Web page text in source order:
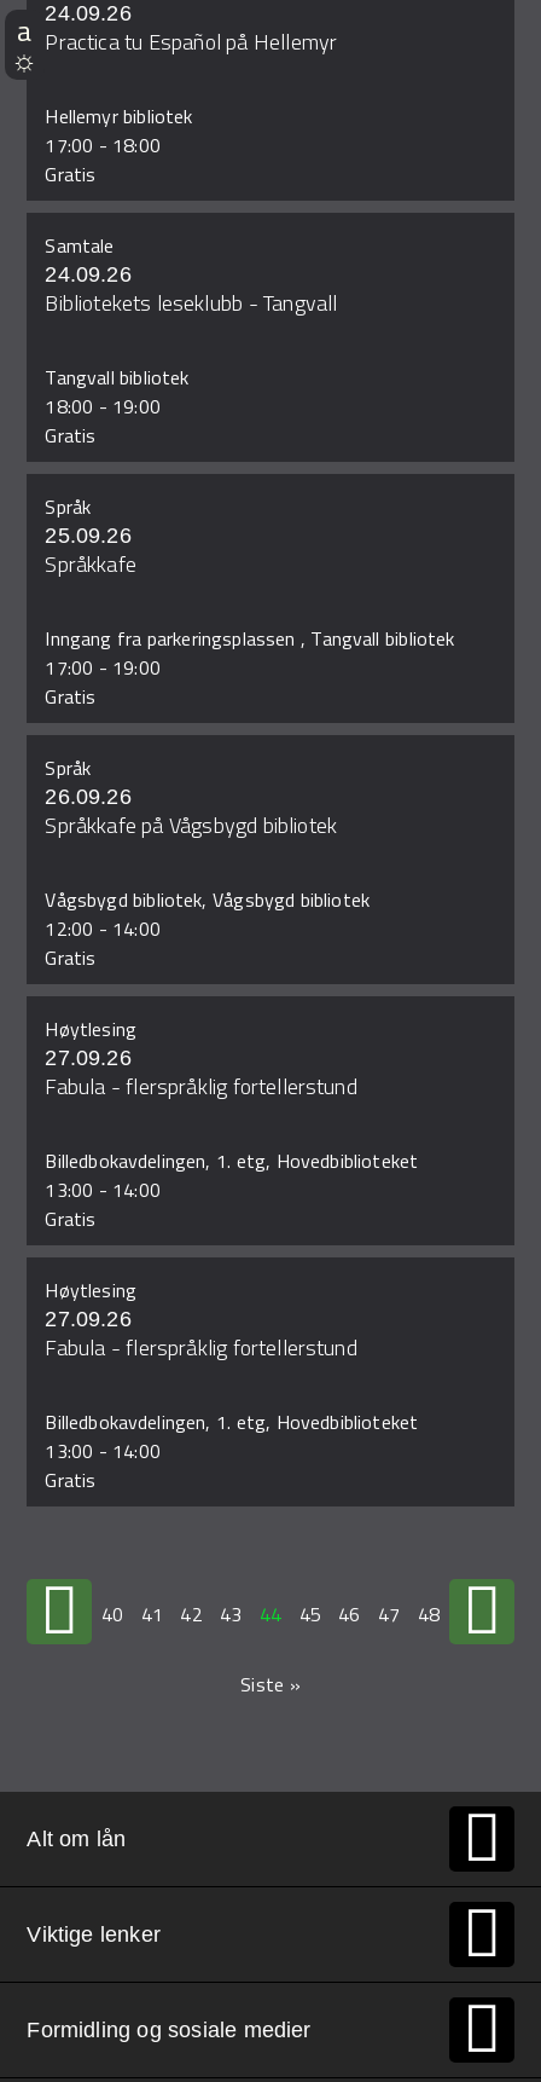
24.09.26
Practica tu Español på Hellemyr
Hellemyr bibliotek
17:00 - 18:00
Gratis
Samtale
24.09.26
Bibliotekets leseklubb - Tangvall
Tangvall bibliotek
18:00 - 19:00
Gratis
Språk
25.09.26
Språkkafe
Inngang fra parkeringsplassen , Tangvall bibliotek
17:00 - 19:00
Gratis
Språk
26.09.26
Språkkafe på Vågsbygd bibliotek
Vågsbygd bibliotek, Vågsbygd bibliotek
12:00 - 14:00
Gratis
Høytlesing
27.09.26
Fabula - flerspråklig fortellerstund
Billedbokavdelingen, 1. etg, Hovedbiblioteket
13:00 - 14:00
Gratis
Høytlesing
27.09.26
Fabula - flerspråklig fortellerstund
Billedbokavdelingen, 1. etg, Hovedbiblioteket
13:00 - 14:00
Gratis
40 41 42 43 44 45 46 47 48
Siste »
Alt om lån
Viktige lenker
Formidling og sosiale medier